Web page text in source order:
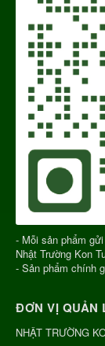
- Mỗi sản phẩm
Nhật Trường Kon
- Sản phẩm chính
ĐƠN VỊ QUẢN
NHẬT TRƯỜNG